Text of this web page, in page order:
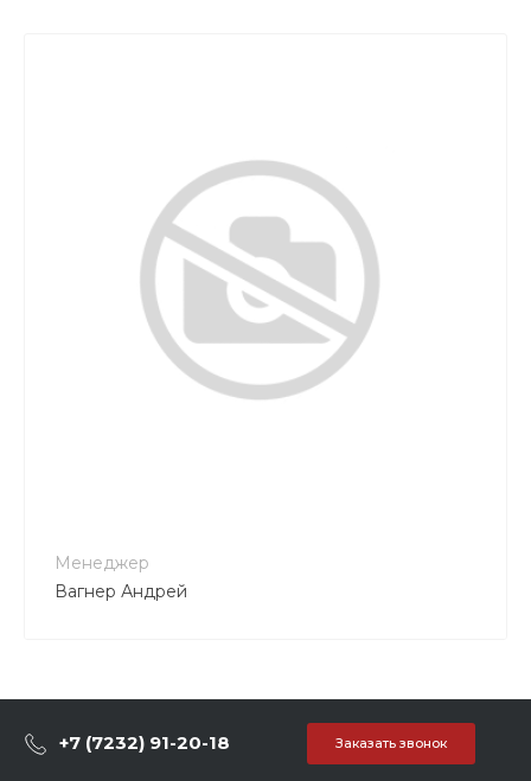
Менеджер
Вагнер Андрей
+7 (7232) 91-20-18 Заказать звонок